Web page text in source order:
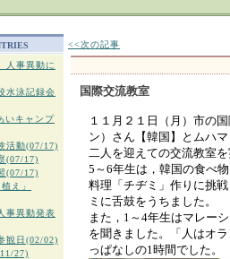
事異動に
水泳記録会
いキャンプ
活動(07/17)
(07/17)
(07/17)
え」
事異動発表
観日(02/02)
27)
<<次の記事
国際交流教室
１１月２１日（月）市
ン）さん【韓国】とムハ
二人を迎えての交流教室
5～6年生は，韓国の食べ
料理「チヂミ」作りに挑
ミに舌鼓をうちました。
また，1～4年生はマレー
を聞きました。「人はオ
っぱなしの1時間でした。